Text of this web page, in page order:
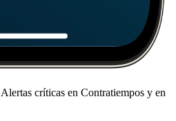
críticas en Contratiempos y en